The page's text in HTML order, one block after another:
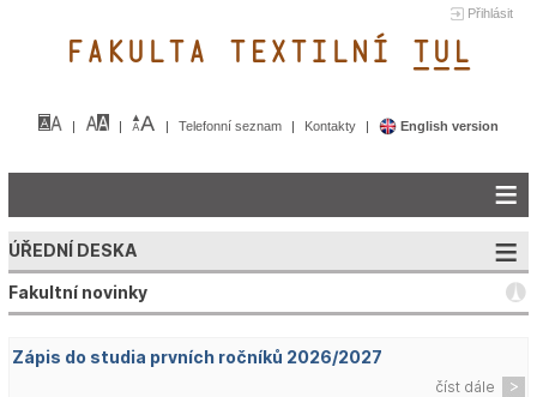
Přihlásit
FAKULTA TEXTILNÍ TUL&
Telefonní seznam Kontakty English version
ÚŘEDNÍ DESKA
Fakultní novinky
Zápis do studia prvních ročníků 2026/2027
číst dále